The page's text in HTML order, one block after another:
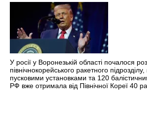
У росії у Воронезькій області почалося
північнокорейського ракетного
пусковими установками та 120
РФ вже отримала від Північної Кореї 40